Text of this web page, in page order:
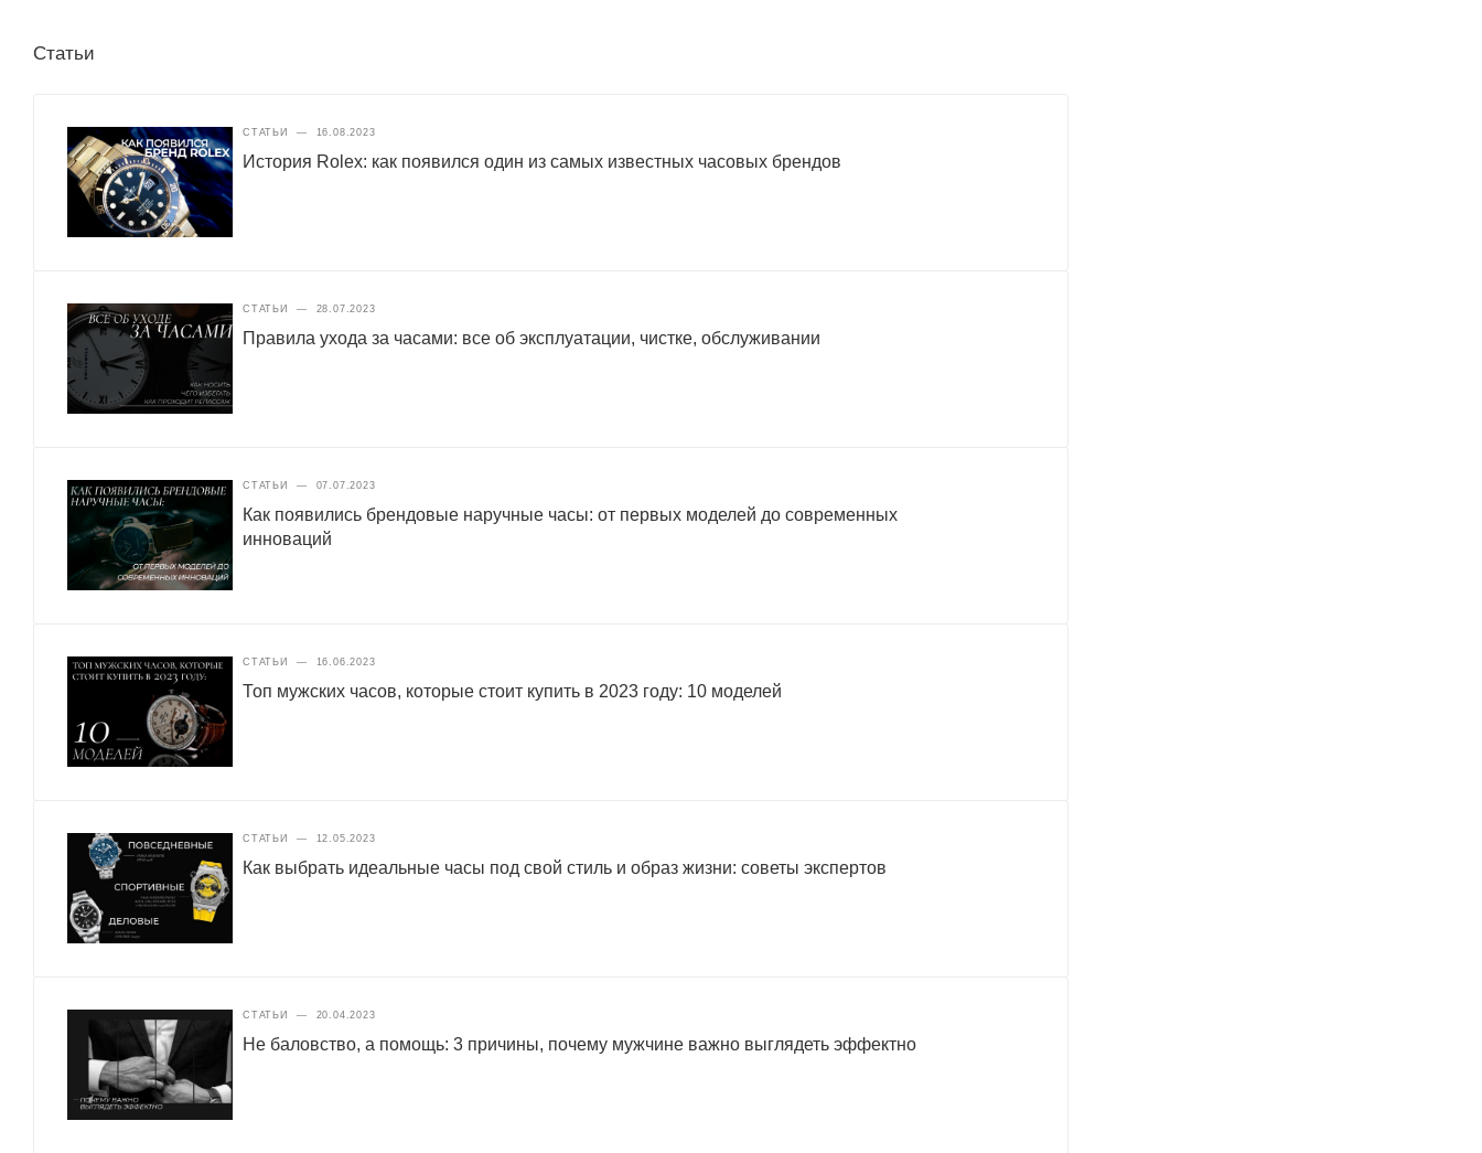
Статьи
СТАТЬИ — 16.08.2023
История Rolex: как появился один из самых известных часовых брендов
СТАТЬИ — 28.07.2023
Правила ухода за часами: все об эксплуатации, чистке, обслуживании
СТАТЬИ — 07.07.2023
Как появились брендовые наручные часы: от первых моделей до современных
инноваций
СТАТЬИ — 16.06.2023
Топ мужских часов, которые стоит купить в 2023 году: 10 моделей
СТАТЬИ — 12.05.2023
Как выбрать идеальные часы под свой стиль и образ жизни: советы экспертов
СТАТЬИ — 20.04.2023
Не баловство, а помощь: 3 причины, почему мужчине важно выглядеть эффектно